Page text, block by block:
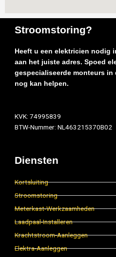
Stroomstoring?
Heeft u een elektricien nodig
aan het juiste adres. Spoed
gespecialiseerde monteurs in
nog kan helpen.
KVK: 74995839
BTW-Nummer: NL463215370B02
Diensten
Kortsluiting
Stroomstoring
Meterkast-Werkzaamheden
Laadpaal-Installeren
Krachtstroom-Aanleggen
Elektra-Aanleggen